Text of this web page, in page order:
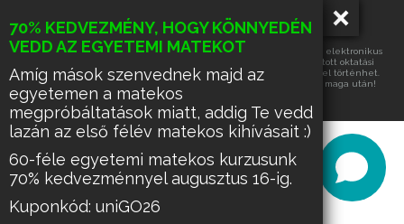
70% KEDVEZMÉNY, HOGY KÖNNYEDÉN
VEDD AZ EGYETEMI MATEKOT
Amíg mások szenvednek majd az
egyetemen a matekos
megpróbáltatások miatt, addig Te vedd
lazán az első félév matekos kihívásait :)
60-féle egyetemi matekos kurzusunk
70% kedvezménnyel augusztus 16-ig.
Kuponkód: uniGO26
© Minden jog fenntartva!
Az oldalon található tartalmak részének vagy egészének másolása, elektronikus
úton történő tárolása vagy továbbítása, harmadik fél számára nyújtott oktatási
célra való hasznosítása kizárólag az üzemeltető írásos engedélyével történhet.
Ennek hiányában a felsorolt tevékenységek űzése büntetést von maga után!